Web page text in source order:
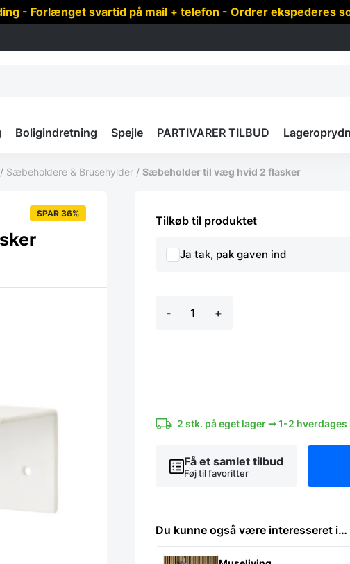
- Forlænget svartid på mail + telefon - Ordrer ekspederes
Boligindretning Spejle PARTIVARER TILBUD
/ Sæbeholdere & Brusehylder / Sæbeholder til væg hvid 2 flasker
SPAR 36%
Tilkøb til produktet
Ja tak, pak gaven ind
- +
2 stk. på eget lager ➞ 1-2
Få et samlet tilbud
Føj til favoritter
Du kunne også være interesseret i…